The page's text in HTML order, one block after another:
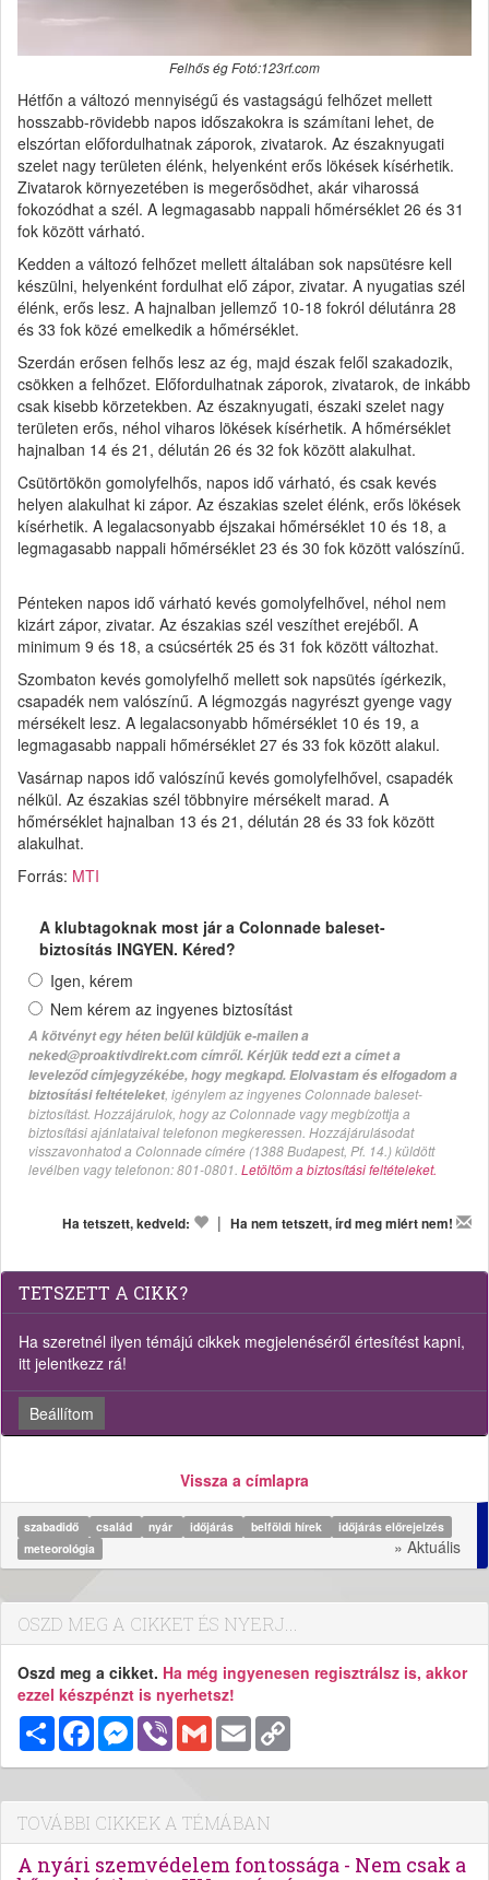
Felhős ég Fotó:123rf.com
Hétfőn a változó mennyiségű és vastagságú felhőzet mellett
hosszabb-rövidebb napos időszakokra is számítani lehet, de
elszórtan előfordulhatnak záporok, zivatarok. Az északnyugati
szelet nagy területen élénk, helyenként erős lökések kísérhetik.
Zivatarok környezetében is megerősödhet, akár viharossá
fokozódhat a szél. A legmagasabb nappali hőmérséklet 26 és 31
fok között várható.
Kedden a változó felhőzet mellett általában sok napsütésre kell
készülni, helyenként fordulhat elő zápor, zivatar. A nyugatias szél
élénk, erős lesz. A hajnalban jellemző 10-18 fokról délutánra 28
és 33 fok közé emelkedik a hőmérséklet.
Szerdán erősen felhős lesz az ég, majd észak felől szakadozik,
csökken a felhőzet. Előfordulhatnak záporok, zivatarok, de inkább
csak kisebb körzetekben. Az északnyugati, északi szelet nagy
területen erős, néhol viharos lökések kísérhetik. A hőmérséklet
hajnalban 14 és 21, délután 26 és 32 fok között alakulhat.
Csütörtökön gomolyfelhős, napos idő várható, és csak kevés
helyen alakulhat ki zápor. Az északias szelet élénk, erős lökések
kísérhetik. A legalacsonyabb éjszakai hőmérséklet 10 és 18, a
legmagasabb nappali hőmérséklet 23 és 30 fok között valószínű.
Pénteken napos idő várható kevés gomolyfelhővel, néhol nem
kizárt zápor, zivatar. Az északias szél veszíthet erejéből. A
minimum 9 és 18, a csúcsérték 25 és 31 fok között változhat.
Szombaton kevés gomolyfelhő mellett sok napsütés ígérkezik,
csapadék nem valószínű. A légmozgás nagyrészt gyenge vagy
mérsékelt lesz. A legalacsonyabb hőmérséklet 10 és 19, a
legmagasabb nappali hőmérséklet 27 és 33 fok között alakul.
Vasárnap napos idő valószínű kevés gomolyfelhővel, csapadék
nélkül. Az északias szél többnyire mérsékelt marad. A
hőmérséklet hajnalban 13 és 21, délután 28 és 33 fok között
alakulhat.
Forrás: MTI
A klubtagoknak most jár a Colonnade baleset-
biztosítás INGYEN. Kéred?
Igen, kérem
Nem kérem az ingyenes biztosítást
A kötvényt egy héten belül küldjük e-mailen a
neked@proaktivdirekt.com címről. Kérjük tedd ezt a címet a
leveleződ címjegyzékébe, hogy megkapd. Elolvastam és elfogadom a
biztosítási feltételeket, igénylem az ingyenes Colonnade baleset-
biztosítást. Hozzájárulok, hogy az Colonnade vagy megbízottja a
biztosítási ajánlataival telefonon megkeressen. Hozzájárulásodat
visszavonhatod a Colonnade címére (1388 Budapest, Pf. 14.) küldött
levélben vagy telefonon: 801-0801. Letöltöm a biztosítási feltételeket.
Ha tetszett, kedveld: | Ha nem tetszett, írd meg miért nem!
TETSZETT A CIKK?
Ha szeretnél ilyen témájú cikkek megjelenéséről értesítést kapni,
itt jelentkezz rá!
Beállítom
Vissza a címlapra
szabadidő család nyár időjárás belföldi hírek
időjárás előrejelzés
meteorológia
» Aktuális
OSZD MEG A CIKKET ÉS NYERJ...
Oszd meg a cikket. Ha még ingyenesen regisztrálsz is, akkor
ezzel készpénzt is nyerhetsz!
MegosztásFacebookMessenger
Viber Gmail Email
TOVÁBBI CIKKEK A TÉMÁBAN
A nyári szemvédelem fontossága - Nem csak a